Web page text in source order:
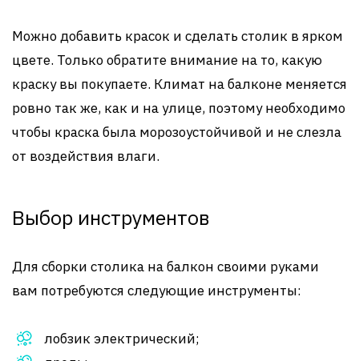
Можно добавить красок и сделать столик в ярком
цвете. Только обратите внимание на то, какую
краску вы покупаете. Климат на балконе меняется
ровно так же, как и на улице, поэтому необходимо
чтобы краска была морозоустойчивой и не слезла
от воздействия влаги.
Выбор инструментов
Для сборки столика на балкон своими руками
вам потребуются следующие инструменты:
лобзик электрический;